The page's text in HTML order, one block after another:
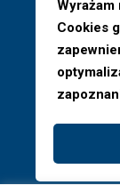
Wyrażam
Cookies